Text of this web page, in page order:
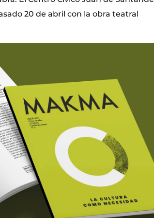
20 de abril con la obra teatral